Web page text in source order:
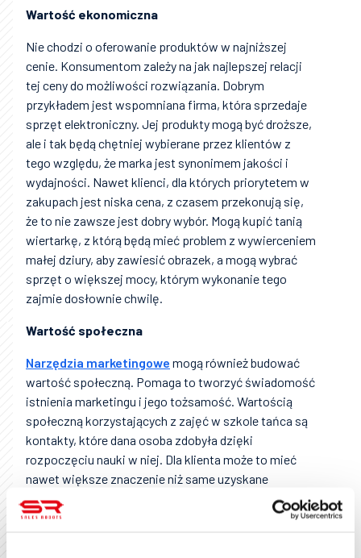
Wartość ekonomiczna
Nie chodzi o oferowanie produktów w najniższej
cenie. Konsumentom zależy na jak najlepszej relacji
tej ceny do możliwości rozwiązania. Dobrym
przykładem jest wspomniana firma, która sprzedaje
sprzęt elektroniczny. Jej produkty mogą być droższe,
ale i tak będą chętniej wybierane przez klientów z
tego względu, że marka jest synonimem jakości i
wydajności. Nawet klienci, dla których priorytetem w
zakupach jest niska cena, z czasem przekonują się,
że to nie zawsze jest dobry wybór. Mogą kupić tanią
wiertarkę, z którą będą mieć problem z wywierceniem
małej dziury, aby zawiesić obrazek, a mogą wybrać
sprzęt o większej mocy, którym wykonanie tego
zajmie dosłownie chwilę.
Wartość społeczna
Narzędzia marketingowe mogą również budować
wartość społeczną. Pomaga to tworzyć świadomość
istnienia marketingu i jego tożsamość. Wartością
społeczną korzystających z zajęć w szkole tańca są
kontakty, które dana osoba zdobyła dzięki
rozpoczęciu nauki w niej. Dla klienta może to mieć
nawet większe znaczenie niż same uzyskane
umiejętności. Jednocześnie taki konsument może się
dzielić wartościami, które dzięki temu otrzymał, a z